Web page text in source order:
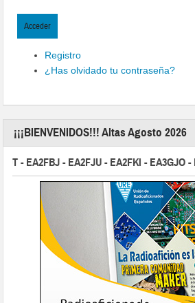
Acceder
Registro
¿Has olvidado tu contraseña?
¡¡¡BIENVENIDOS!!! Altas Agosto 2026
EA2FBJ - EA2FJU - EA2FKI - EA3GJO -